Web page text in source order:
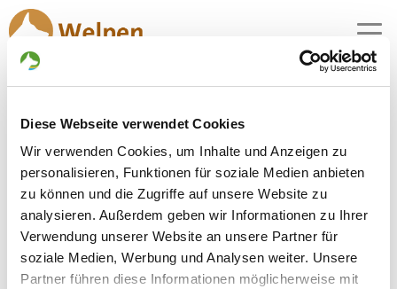
Diese Webseite verwendet Cookies
Wir verwenden Cookies, um Inhalte und Anzeigen zu
personalisieren, Funktionen für soziale Medien anbieten
zu können und die Zugriffe auf unsere Website zu
analysieren. Außerdem geben wir Informationen zu Ihrer
Verwendung unserer Website an unsere Partner für
soziale Medien, Werbung und Analysen weiter. Unsere
Partner führen diese Informationen möglicherweise mit
MENU
Zuchtstätte:
vom Verler Leben
Gründungsdatum: 06.12.2010
Críador